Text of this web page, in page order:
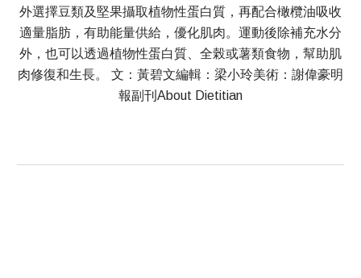
外選擇豆類及堅果攝取植物性蛋白質，再配合橄欖油吸收
適量脂肪，有助能量供給，優化肌肉。運動後除補充水分
外，也可以透過植物性蛋白質、全榖或薯類食物，幫助肌
肉修復和生長。 文：黃碧文編輯：梁小玲美術：謝偉豪明
報副刊About Dietitian